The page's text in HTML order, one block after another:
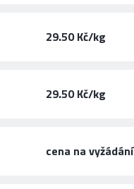
29.50 Kč/kg
29.50 Kč/kg
cena na vyžádání